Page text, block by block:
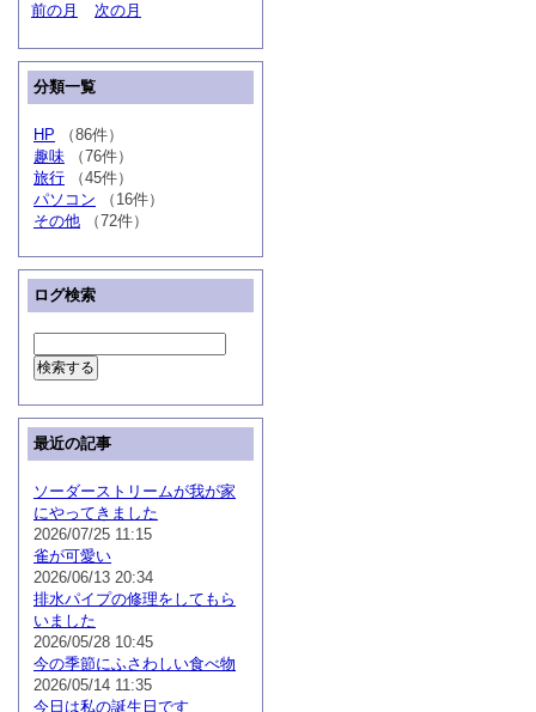
前の月
次の月
分類一覧
HP （86件）
趣味 （76件）
旅行 （45件）
パソコン （16件）
その他 （72件）
ログ検索
最近の記事
ソーダーストリームが我が家
にやってきました
2026/07/25 11:15
雀が可愛い
2026/06/13 20:34
排水パイプの修理をしてもら
いました
2026/05/28 10:45
今の季節にふさわしい食べ物
2026/05/14 11:35
今日は私の誕生日です